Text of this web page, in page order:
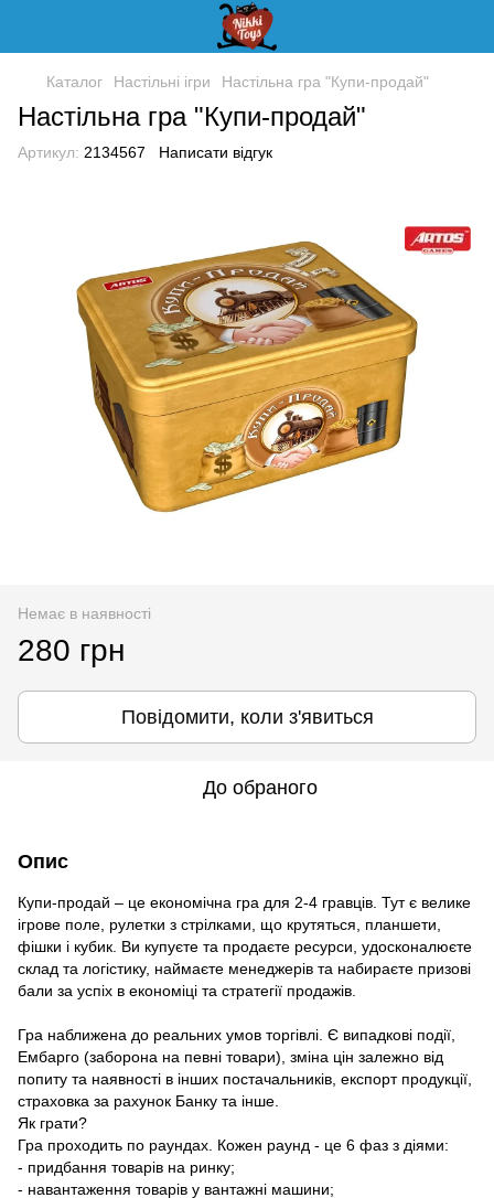
Каталог Настільні ігри Настільна гра "Купи-продай"
Настільна гра "Купи-продай"
Артикул: 2134567 Написати відгук
Немає в наявності
280 грн
Повідомити, коли з'явиться
До обраного
Опис
Купи-продай – це економічна гра для 2-4 гравців. Тут є велике
ігрове поле, рулетки з стрілками, що крутяться, планшети,
фішки і кубик. Ви купуєте та продаєте ресурси, удосконалюєте
склад та логістику, наймаєте менеджерів та набираєте призові
бали за успіх в економіці та стратегії продажів.
Гра наближена до реальних умов торгівлі. Є випадкові події,
Ембарго (заборона на певні товари), зміна цін залежно від
попиту та наявності в інших постачальників, експорт продукції,
страховка за рахунок Банку та інше.
Як грати?
Гра проходить по раундах. Кожен раунд - це 6 фаз з діями:
- придбання товарів на ринку;
- навантаження товарів у вантажні машини;